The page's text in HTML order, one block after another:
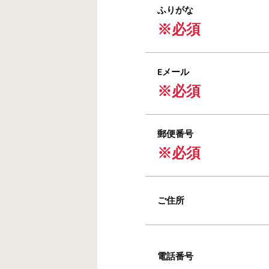
ふりがな
※必須
Eメール
※必須
郵便番号
※必須
ご住所
電話番号